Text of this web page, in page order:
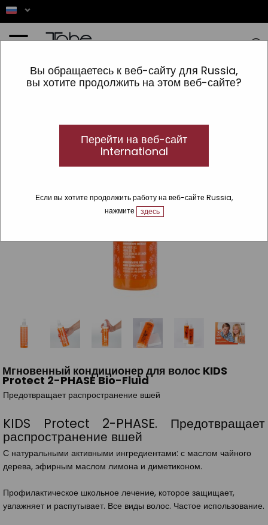
Вы обращаетесь к веб-сайту для Russia,
вы хотите продолжить на этом веб-сайте?
Перейти на веб-сайт
International
Если вы хотите продолжить работу на веб-сайте Russia,
нажмите
здесь
ВОЛОСЫ »vrsta izdelka »несмываемые кондиционеры » Мгновенный
кондиционер для волос KIDS Protect 2-PHASE
Мгновенный кондиционер для волос KIDS
Protect 2-PHASE Bio-Fluid
Предотвращает распространение вшей
KIDS Protect 2-PHASE. Предотвращает
распространение вшей
С натуральными активными ингредиентами: с маслом чайного
дерева, эфирным маслом лимона и диметиконом.
Профилактическое школьное лечение, которое защищает,
увлажняет и распутывает. Все виды волос. Частое использование.